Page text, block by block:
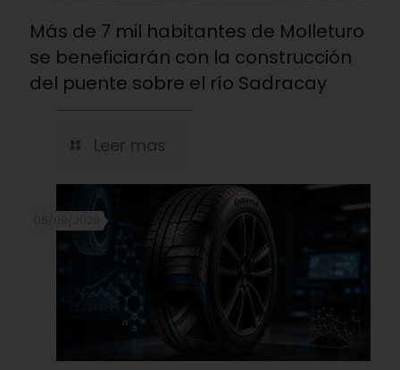
Más de 7 mil habitantes de Molleturo
se beneficiarán con la construcción
del puente sobre el río Sadracay
Leer mas